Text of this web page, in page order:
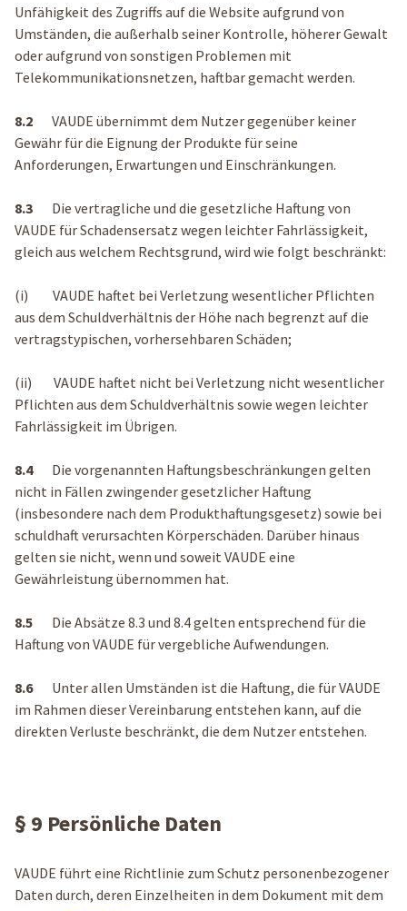
Unfähigkeit des Zugriffs auf die Website aufgrund von
Umständen, die außerhalb seiner Kontrolle, höherer Gewalt
oder aufgrund von sonstigen Problemen mit
Telekommunikationsnetzen, haftbar gemacht werden.
8.2 VAUDE übernimmt dem Nutzer gegenüber keiner
Gewähr für die Eignung der Produkte für seine
Anforderungen, Erwartungen und Einschränkungen.
8.3 Die vertragliche und die gesetzliche Haftung von
VAUDE für Schadensersatz wegen leichter Fahrlässigkeit,
gleich aus welchem Rechtsgrund, wird wie folgt beschränkt:
(i) VAUDE haftet bei Verletzung wesentlicher Pflichten
aus dem Schuldverhältnis der Höhe nach begrenzt auf die
vertragstypischen, vorhersehbaren Schäden;
(ii) VAUDE haftet nicht bei Verletzung nicht wesentlicher
Pflichten aus dem Schuldverhältnis sowie wegen leichter
Fahrlässigkeit im Übrigen.
8.4Die vorgenannten Haftungsbeschränkungen gelten
nicht in Fällen zwingender gesetzlicher Haftung
(insbesondere nach dem Produkthaftungsgesetz) sowie bei
schuldhaft verursachten Körperschäden. Darüber hinaus
gelten sie nicht, wenn und soweit VAUDE eine
Gewährleistung übernommen hat.
8.5 Die Absätze 8.3 und 8.4 gelten entsprechend für die
Haftung von VAUDE für vergebliche Aufwendungen.
8.6Unter allen Umständen ist die Haftung, die für VAUDE
im Rahmen dieser Vereinbarung entstehen kann, auf die
direkten Verluste beschränkt, die dem Nutzer entstehen.
§ 9 Persönliche Daten
VAUDE führt eine Richtlinie zum Schutz personenbezogener
Daten durch, deren Einzelheiten in dem Dokument mit dem